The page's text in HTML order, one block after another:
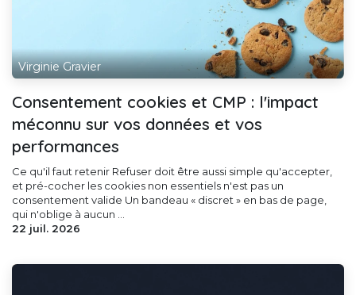
Virginie Gravier
Consentement cookies et CMP : l'impact
méconnu sur vos données et vos
performances
Ce qu'il faut retenir Refuser doit être aussi simple qu'accepter,
et pré-cocher les cookies non essentiels n'est pas un
consentement valide Un bandeau « discret » en bas de page,
qui n'oblige à aucun ...
22 juil. 2026